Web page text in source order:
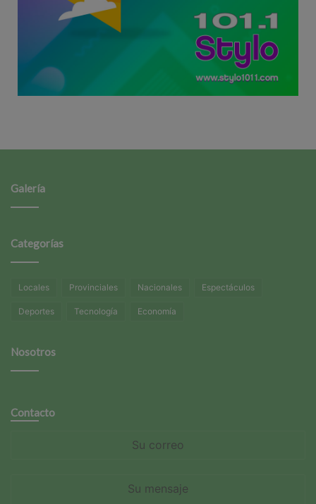
Galería
Categorías
Locales Provinciales Nacionales Espectáculos
Deportes Tecnología Economía
Nosotros
Contacto